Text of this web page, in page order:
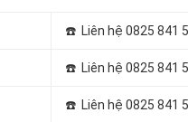
☎️ Liên hệ 0825 841
☎️ Liên hệ 0825 841
☎️ Liên hệ 0825 841